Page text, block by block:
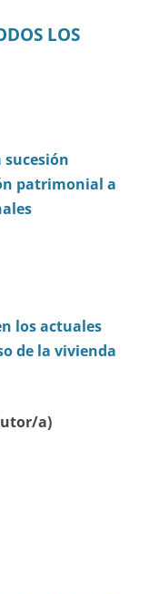
LOS
sucesión
patrimonial a
los actuales
de la vivienda
a)